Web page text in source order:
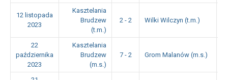
12 listopada
2023
Kasztelania
Brudzew
(t.m.)
2 - 2 Wilki Wilczyn (t.m.)
22
października
2023
Kasztelania
Brudzew
(m.s.)
7 - 2 Grom Malanów (m.s.)